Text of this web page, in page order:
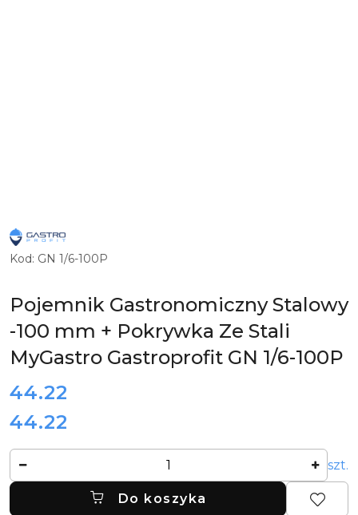
LOGO
FIRMY
GASTROPROFIT
-
I
DYSTRYBUTORA
SPRZĘTU
GASTRONOMICZNEGO
Kod: GN 1/6-100P
Pojemnik Gastronomiczny Stalowy
-100 mm + Pokrywka Ze Stali
MyGastro Gastroprofit GN 1/6-100P
cena:
44.22
Cena:
44.22
szt.
Do koszyka